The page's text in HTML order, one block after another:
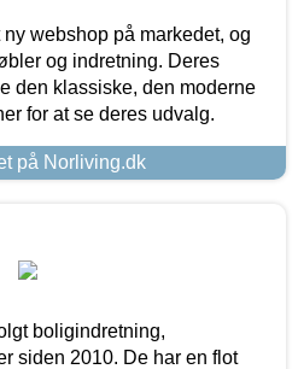
webshop på markedet, og
og indretning. Deres
den klassiske, den moderne
for at se deres udvalg.
på Norliving.dk
boligindretning,
siden 2010. De har en flot